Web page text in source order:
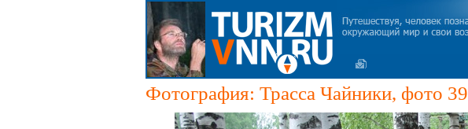
Фотография: Трасса Чайники, фото 39